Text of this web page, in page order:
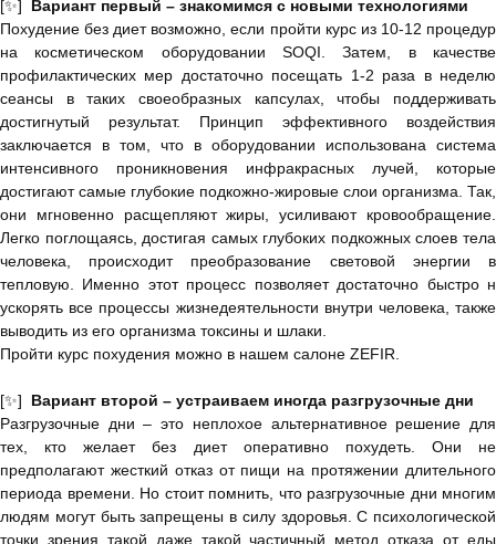
[✨] Вариант первый – знакомимся с новыми технологиями
Похудение без диет возможно, если пройти курс из 10-12 процедур
на косметическом оборудовании SOQI. Затем, в качестве
профилактических мер достаточно посещать 1-2 раза в неделю
сеансы в таких своеобразных капсулах, чтобы поддерживать
достигнутый результат. Принцип эффективного воздействия
заключается в том, что в оборудовании использована система
интенсивного проникновения инфракрасных лучей, которые
достигают самые глубокие подкожно-жировые слои организма. Так,
они мгновенно расщепляют жиры, усиливают кровообращение.
Легко поглощаясь, достигая самых глубоких подкожных слоев тела
человека, происходит преобразование световой энергии в
тепловую. Именно этот процесс позволяет достаточно быстро н
ускорять все процессы жизнедеятельности внутри человека, также
выводить из его организма токсины и шлаки.
Пройти курс похудения можно в нашем салоне ZEFIR.
[✨] Вариант второй – устраиваем иногда разгрузочные дни
Разгрузочные дни – это неплохое альтернативное решение для
тех, кто желает без диет оперативно похудеть. Они не
предполагают жесткий отказ от пищи на протяжении длительного
периода времени. Но стоит помнить, что разгрузочные дни многим
людям могут быть запрещены в силу здоровья. С психологической
точки зрения такой даже такой частичный метод отказа от еды